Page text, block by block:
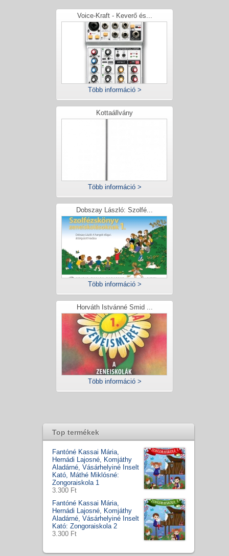
Voice-Kraft - Keverő és...
Több információ >
Kottaállvány
Több információ >
Dobszay László: Szolfé...
Több információ >
Horváth Istvánné Smid ...
Több információ >
Top termékek
Fantóné Kassai Mária,
Hernádi Lajosné, Komjáthy
Aladárné, Vásárhelyiné Inselt
Kató, Máthé Miklósné:
Zongoraiskola 1
3.300 Ft
Fantóné Kassai Mária,
Hernádi Lajosné, Komjáthy
Aladárné, Vásárhelyiné Inselt
Kató: Zongoraiskola 2
3.300 Ft